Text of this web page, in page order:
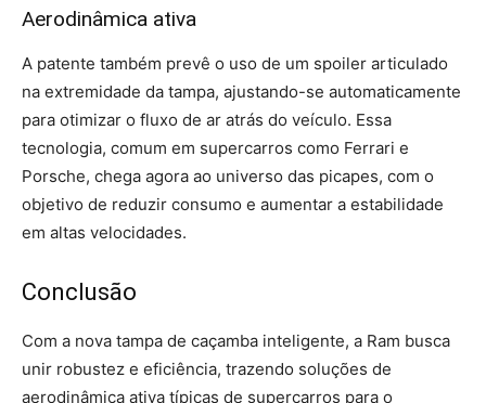
Aerodinâmica ativa
A patente também prevê o uso de um spoiler articulado
na extremidade da tampa, ajustando-se automaticamente
para otimizar o fluxo de ar atrás do veículo. Essa
tecnologia, comum em supercarros como Ferrari e
Porsche, chega agora ao universo das picapes, com o
objetivo de reduzir consumo e aumentar a estabilidade
em altas velocidades.
Conclusão
Com a nova tampa de caçamba inteligente, a Ram busca
unir robustez e eficiência, trazendo soluções de
aerodinâmica ativa típicas de supercarros para o